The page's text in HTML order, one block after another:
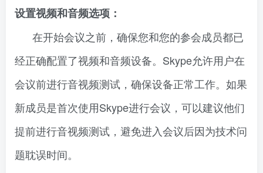
设置视频和音频选项：
在开始会议之前，确保您和您的参会成员都已
经正确配置了视频和音频设备。Skype允许用户在
会议前进行音视频测试，确保设备正常工作。如果
新成员是首次使用Skype进行会议，可以建议他们
提前进行音视频测试，避免进入会议后因为技术问
题耽误时间。